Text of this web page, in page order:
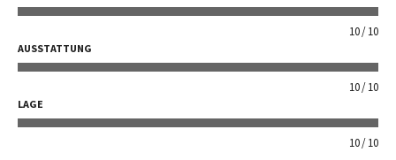
10 10
AUSSTATTUNG
10 10
LAGE
10 10